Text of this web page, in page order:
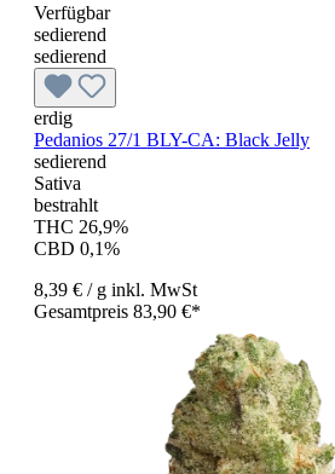
Verfügbar
sedierend
sedierend
erdig
Pedanios 27/1 BLY-CA: Black Jelly
sedierend
Sativa
bestrahlt
THC 26,9%
CBD 0,1%
8,39 € / g inkl. MwSt
Gesamtpreis 83,90 €*